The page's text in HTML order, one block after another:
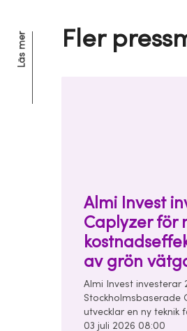
Fler
Läs mer
Almi Invest
Caplyzer för
av grön
Almi Invest investerar
Stockholmsbaserade
utvecklar en ny teknik
vätgas. Investeringen
03 juli 2026 08:00